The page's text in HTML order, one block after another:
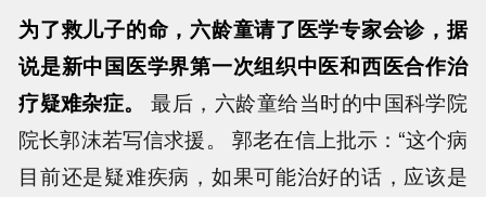
为了救儿子的命，六龄童请了医学专家会诊，据
说是新中国医学界第一次组织中医和西医合作治
疗疑难杂症。最后，六龄童给当时的中国科学院
院长郭沫若写信求援。 郭老在信上批示：“这个病
目前还是疑难疾病，如果可能治好的话，应该是